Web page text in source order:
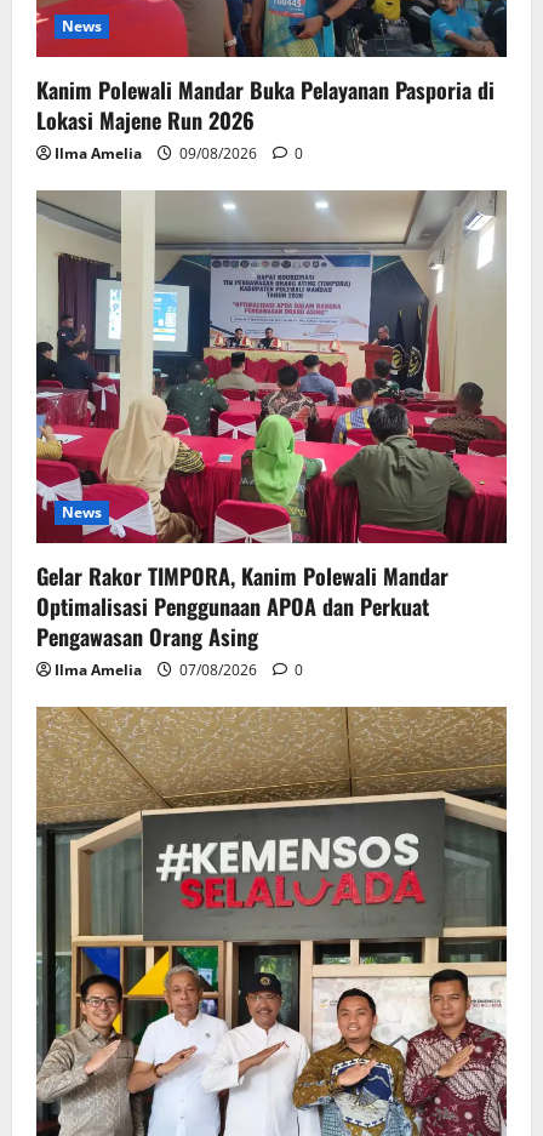
News
Kanim Polewali Mandar Buka Pelayanan Pasporia di
Lokasi Majene Run 2026
Ilma Amelia 09/08/2026 0
News
Gelar Rakor TIMPORA, Kanim Polewali Mandar
Optimalisasi Penggunaan APOA dan Perkuat
Pengawasan Orang Asing
Ilma Amelia 07/08/2026 0